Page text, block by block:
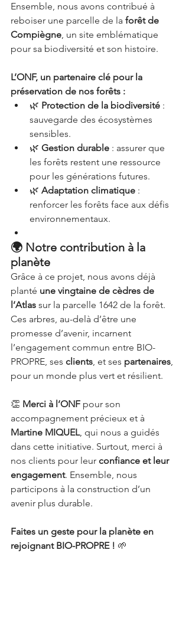
Ensemble, nous avons contribué à
reboiser une parcelle de la forêt de
Compiègne, un site emblématique
pour sa biodiversité et son histoire.
L’ONF, un partenaire clé pour la
préservation de nos forêts :
🌿 Protection de la biodiversité :
sauvegarde des écosystèmes
sensibles.
🌿 Gestion durable : assurer que
les forêts restent une ressource
pour les générations futures.
🌿 Adaptation climatique :
renforcer les forêts face aux défis
environnementaux.
🌍 Notre contribution à la
planète
Grâce à ce projet, nous avons déjà
planté une vingtaine de cèdres de
l’Atlas sur la parcelle 1642 de la forêt.
Ces arbres, au-delà d’être une
promesse d’avenir, incarnent
l’engagement commun entre BIO-
PROPRE, ses clients, et ses partenaires,
pour un monde plus vert et résilient.
👏 Merci à l’ONF pour son
accompagnement précieux et à
Martine MIQUEL, qui nous a guidés
dans cette initiative. Surtout, merci à
nos clients pour leur confiance et leur
engagement. Ensemble, nous
participons à la construction d’un
avenir plus durable.
Faites un geste pour la planète en
rejoignant BIO-PROPRE ! 🌱